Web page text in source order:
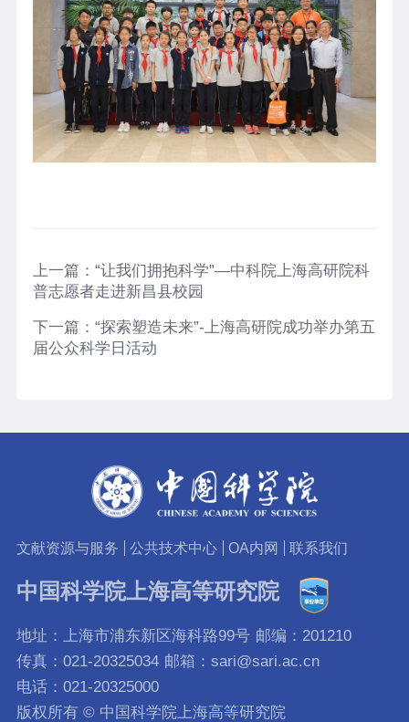
上一篇： “让我们拥抱科学”—中科院上海高研院科
普志愿者走进新昌县校园
下一篇： “探索塑造未来”-上海高研院成功举办第五
届公众科学日活动
文献资源与服务 公共技术中心 OA内网 联系我们
中国科学院上海高等研究院
地址：上海市浦东新区海科路99号 邮编：201210
传真：021-20325034 邮箱：sari@sari.ac.cn
电话：021-20325000
版权所有 © 中国科学院上海高等研究院